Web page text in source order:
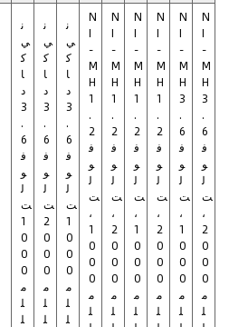
ن
ي
ك
ا
د
3
.
6
ف
و
ل
ت
1
0
0
0
م
ل
ل
ن
ي
ك
ا
د
3
.
6
ف
و
ل
ت
2
0
0
0
م
ل
ل
ن
ي
ك
ا
د
3
.
6
ف
و
ل
ت
1
0
0
0
م
ل
ل
N
I
-
M
H
1
.
2
ف
و
ل
ت
،
1
0
0
0
م
ل
N
I
-
M
H
1
.
2
ف
و
ل
ت
،
2
0
0
0
م
ل
N
I
-
M
H
1
.
2
ف
و
ل
ت
،
1
0
0
0
م
ل
N
I
-
M
H
1
.
2
ف
و
ل
ت
،
2
0
0
0
م
ل
N
I
-
M
H
3
.
6
ف
و
ل
ت
،
1
0
0
0
م
ل
N
I
-
M
H
3
.
6
ف
و
ل
ت
،
2
0
0
0
م
ل